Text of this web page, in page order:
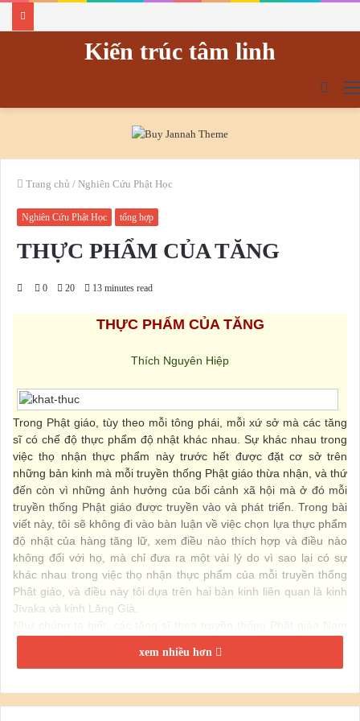
Kiến trúc tâm linh
tìm
kiếm
Trang chủ / Nghiên Cứu Phật Học
Nghiên Cứu Phật Học tổng hợp
THỰC PHẨM CỦA TĂNG
0 20 13 minutes read
THỰC PHẨM CỦA TĂNG
Thích Nguyên Hiệp
Trong Phật giáo, tùy theo mỗi tông phái, mỗi xứ sở mà các tăng
sĩ có chế độ thực phẩm độ nhật khác nhau. Sự khác nhau trong
việc thọ nhận thực phẩm này trước hết được đặt cơ sở trên
những bản kinh mà mỗi truyền thống Phật giáo thừa nhận, và thứ
đến còn vì những ảnh hưởng của bối cảnh xã hội mà ở đó mỗi
truyền thống Phật giáo được truyền vào và phát triển. Trong bài
viết này, tôi sẽ không đi vào bàn luận về việc chọn lựa thực phẩm
độ nhật của hàng tăng lữ, xem điều nào thích hợp và điều nào
không đối với họ, mà chỉ đưa ra một vài lý do vì sao lại có sự
khác nhau trong việc thọ nhận thực phẩm của mỗi truyền thống
Phật giáo, và điều này tôi dựa trên hai bản kinh liên quan là kinh
Jīvaka và kinh Lăng Già.
tông phần lớn không theo chế độ ăn chay (trong ý nghĩa ăn chay
là chỉ ăn các loại thực vật; vì có nhiều quan niệm ăn chay khác
phải tất cả) điều này có thể là lạ lẫm, nhưng ở những nước nơi
Phật giáo Theravada thịnh hành thì hàng Phật tử không có gì
xem nhiều hơn